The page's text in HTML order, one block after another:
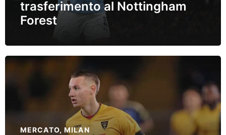
trasferimento al Nottingham
Forest
MERCATO,MILAN